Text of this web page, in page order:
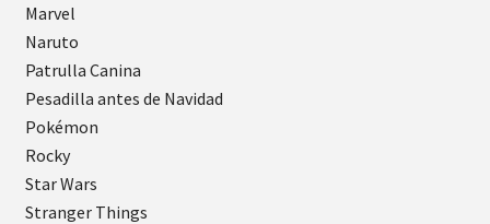
Marvel
Naruto
Patrulla Canina
Pesadilla antes de Navidad
Pokémon
Rocky
Star Wars
Stranger Things